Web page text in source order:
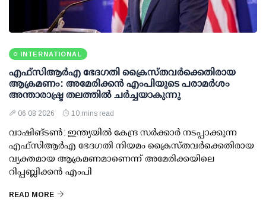
INTERNATIONAL
എഫ്‌സി‌ആര്‍‌എ ഭേദഗതി ക്രൈസ്തവർക്കെതിരായ
ആക്രമണം: അമേരിക്കൻ എംപിയുടെ പരാമർശം
അന്താരാഷ്ട്ര തലത്തിൽ ചർച്ചയാകുന്നു
06 08 2026 10 mins read
വാഷിങ്ടൺ: ഇന്ത്യയിൽ കേന്ദ്ര സർക്കാർ നടപ്പാക്കുന്ന
എഫ്സിആർഎ ഭേദഗതി നിയമം ക്രൈസ്തവർക്കെതിരായ
വ്യക്തമായ ആക്രമണമാണെന്ന് അമേരിക്കയിലെ
റിപ്പബ്ലിക്കൻ എംപി
READ MORE